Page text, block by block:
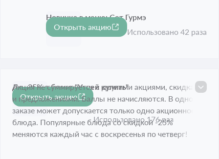
Новинка в меню: Сет Гурмэ
Срок акции истёк
Открыть акцию
Использовано 42 раза
До -25% в блоке "Успей купить"
Срок акции истёк
Акция не суммируется с другими акциями, скидками
и предложениями. Баллы не начисляются. В одном
заказе может допускается только одно акционное
блюда. Популярные блюда со скидкой -25%
меняются каждый час с воскресенья по четверг!
Открыть акцию
Использовано 176 раз